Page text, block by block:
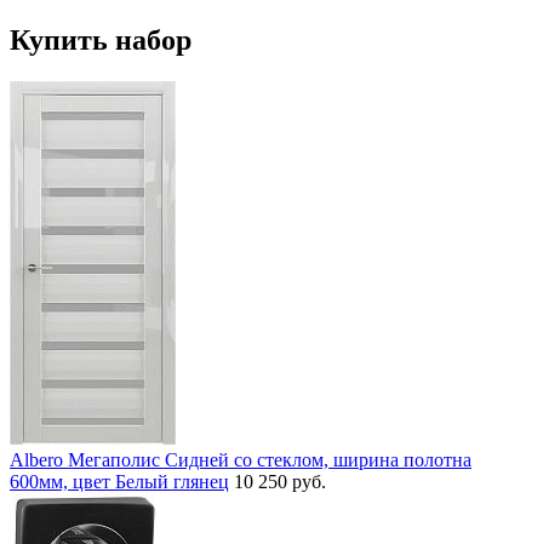
Купить набор
Albero Мегаполис Сидней со стеклом, ширина полотна
600мм, цвет Белый глянец 10 250 руб.